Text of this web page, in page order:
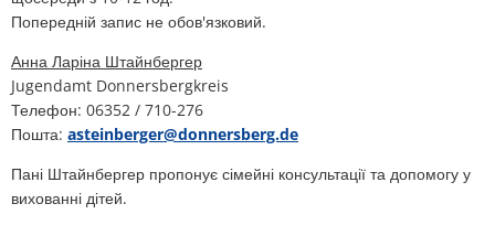
Попередній запис не обов'язковий.
Анна Ларіна Штайнбергер
Jugendamt Donnersbergkreis
Телефон: 06352 / 710-276
Пошта: asteinberger@donnersberg.de
Пані Штайнбергер пропонує сімейні консультації та допомогу у
вихованні дітей.